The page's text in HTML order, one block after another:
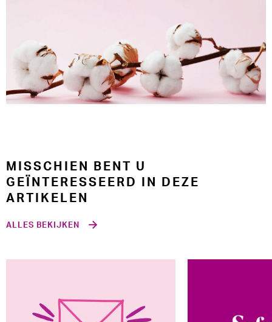
MISSCHIEN BENT U
GEÏNTERESSEERD IN DEZE
ARTIKELEN
ALLES BEKIJKEN